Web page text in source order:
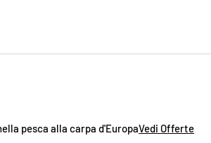
pesca alla carpa d'EuropaVedi Offerte